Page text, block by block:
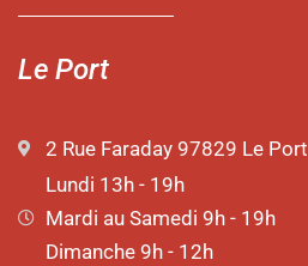
Le Port
2 Rue Faraday 97829 Le Port
Lundi 13h - 19h
Mardi au Samedi 9h - 19h
Dimanche 9h - 12h